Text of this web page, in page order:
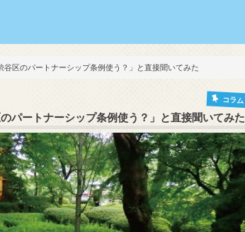
区のパートナーシップ条例使う？」と直接聞いてみた
コラム
パートナーシップ条例使う？」と直接聞いてみた